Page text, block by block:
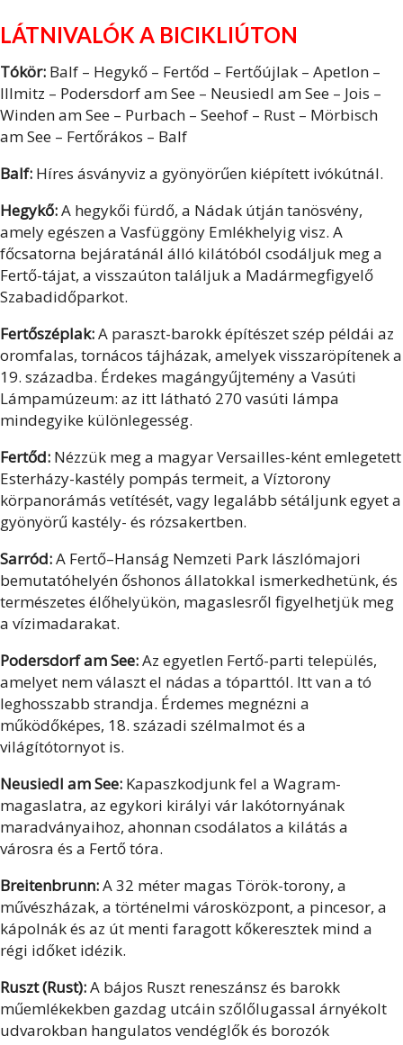
LÁTNIVALÓK A BICIKLIÚTON
Tókör: Balf – Hegykő – Fertőd – Fertőújlak – Apetlon –
Illmitz – Podersdorf am See – Neusiedl am See – Jois –
Winden am See – Purbach – Seehof – Rust – Mörbisch
am See – Fertőrákos – Balf
Balf: Híres ásványviz a gyönyörűen kiépített ivókútnál.
Hegykő:A hegykői fürdő, a Nádak útján tanösvény,
amely egészen a Vasfüggöny Emlékhelyig visz. A
főcsatorna bejáratánál álló kilátóból csodáljuk meg a
Fertő-tájat, a visszaúton találjuk a Madármegfigyelő
Szabadidőparkot.
Fertőszéplak:A paraszt-barokk építészet szép példái az
oromfalas, tornácos tájházak, amelyek visszaröpítenek a
19. századba. Érdekes magángyűjtemény a Vasúti
Lámpamúzeum: az itt látható 270 vasúti lámpa
mindegyike különlegesség.
Fertőd: Nézzük meg a magyar Versailles-ként emlegetett
Esterházy-kastély pompás termeit, a Víztorony
körpanorámás vetítését, vagy legalább sétáljunk egyet a
gyönyörű kastély- és rózsakertben.
Sarród:A Fertő–Hanság Nemzeti Park lászlómajori
bemutatóhelyén őshonos állatokkal ismerkedhetünk, és
természetes élőhelyükön, magaslesről figyelhetjük meg
a vízimadarakat.
Podersdorf am See:Az egyetlen Fertő-parti település,
amelyet nem választ el nádas a tóparttól. Itt van a tó
leghosszabb strandja. Érdemes megnézni a
működőképes, 18. századi szélmalmot és a
világítótornyot is.
Neusiedl am See: Kapaszkodjunk fel a Wagram-
magaslatra, az egykori királyi vár lakótornyának
maradványaihoz, ahonnan csodálatos a kilátás a
városra és a Fertő tóra.
Breitenbrunn:A 32 méter magas Török-torony, a
művészházak, a történelmi városközpont, a pincesor, a
kápolnák és az út menti faragott kőkeresztek mind a
régi időket idézik.
Ruszt(Rust):A bájos Ruszt reneszánsz és barokk
műemlékekben gazdag utcáin szőlőlugassal árnyékolt
udvarokban hangulatos vendéglők és borozók